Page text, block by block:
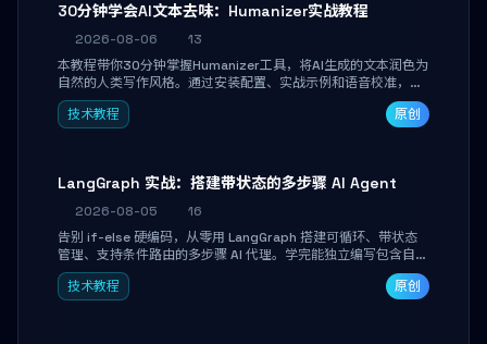
30分钟学会AI文本去味：Humanizer实战教程
2026-08-06
13
本教程带你30分钟掌握Humanizer工具，将AI生成的文本润色为
自然的人类写作风格。通过安装配置、实战示例和语音校准，让
你的内容告别AI痕迹，匹配个人写作习惯，适合内容创作者和技
术博主。
技术教程 原创
LangGraph 实战：搭建带状态的多步骤 AI Agent
2026-08-05
16
告别 if-else 硬编码，从零用 LangGraph 搭建可循环、带状态
管理、支持条件路由的多步骤 AI 代理。学完能独立编写包含自动
决策、工具调用和持久化状态的复杂工作流，并避开递归溢出、
状态丢失等常见坑点。
技术教程 原创